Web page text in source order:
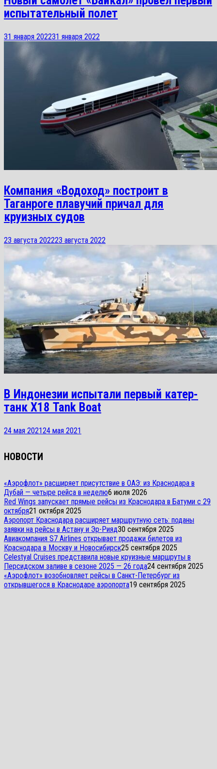
испытательный полет
31 января 202231 января 2022
Компания «Водоход» построит в
Таганроге плавучий причал для
круизных судов
23 августа 202223 августа 2022
В Индонезии испытали первый катер-
танк Х18 Tank Boat
24 мая 202124 мая 2021
НОВОСТИ
«Аэрофлот» расширяет присутствие в ОАЭ: из Краснодара в
Дубай — четыре рейса в неделю6 июля 2026
Red Wings запускает прямые рейсы из Краснодара в Батуми с 29
октября21 октября 2025
Аэропорт Краснодара расширяет маршрутную сеть: поданы
заявки на рейсы в Астану и Эр-Рияд30 сентября 2025
Авиакомпания S7 Airlines открывает продажи билетов из
Краснодара в Москву и Новосибирск25 сентября 2025
Celestyal Cruises представила новые круизные маршруты в
Персидском заливе в сезоне 2025 — 26 года24 сентября 2025
«Аэрофлот» возобновляет рейсы в Санкт-Петербург из
открывшегося в Краснодаре аэропорта19 сентября 2025